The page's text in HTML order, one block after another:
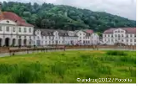
©andrzej2012 / Fotolia